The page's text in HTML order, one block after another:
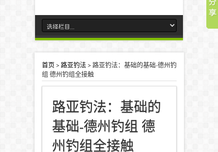
首页> 路亚钓法> 路亚钓法：基础的基础-德州钓
组 德州钓组全接触
路亚钓法：基础的
基础-德州钓组 德
州钓组全接触